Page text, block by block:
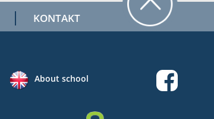
KONTAKT
About school